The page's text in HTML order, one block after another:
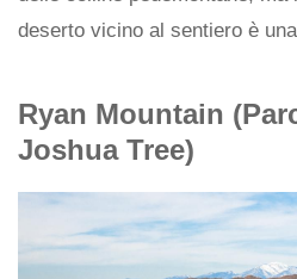
deserto vicino al sentiero è
Ryan Mountain
Joshua Tree)